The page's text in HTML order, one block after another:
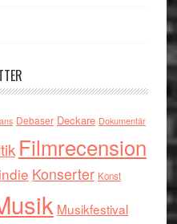
Debaser Deckare Dokumentär
Filmrecension
indie Konserter Konst
Musikfestival